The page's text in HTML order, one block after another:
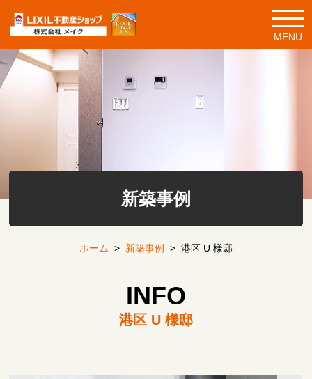
MENU
新築事例
ホーム > 新築事例 > 港区 U 様邸
INFO
港区 U 様邸